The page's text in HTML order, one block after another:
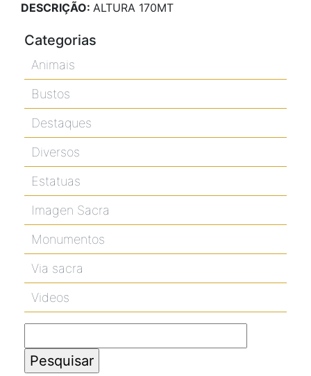
DESCRIÇÃO: ALTURA 170MT
Categorias
Animais
Bustos
Destaques
Diversos
Estatuas
Imagen Sacra
Monumentos
Via sacra
Videos
por: